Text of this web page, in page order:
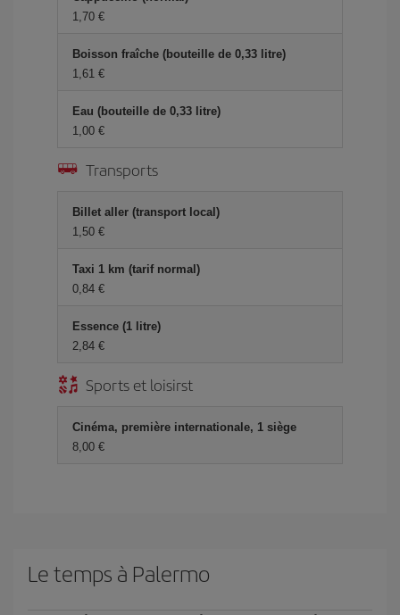
1,70 €
Boisson fraîche (bouteille de 0,33 litre)
1,61 €
Eau (bouteille de 0,33 litre)
1,00 €
Transports
Billet aller (transport local)
1,50 €
Taxi 1 km (tarif normal)
0,84 €
Essence (1 litre)
2,84 €
Sports et loisirst
Cinéma, première internationale, 1 siège
8,00 €
Le temps à Palermo